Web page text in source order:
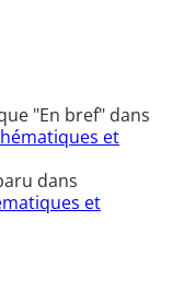
"En bref" dans
et
dans
et